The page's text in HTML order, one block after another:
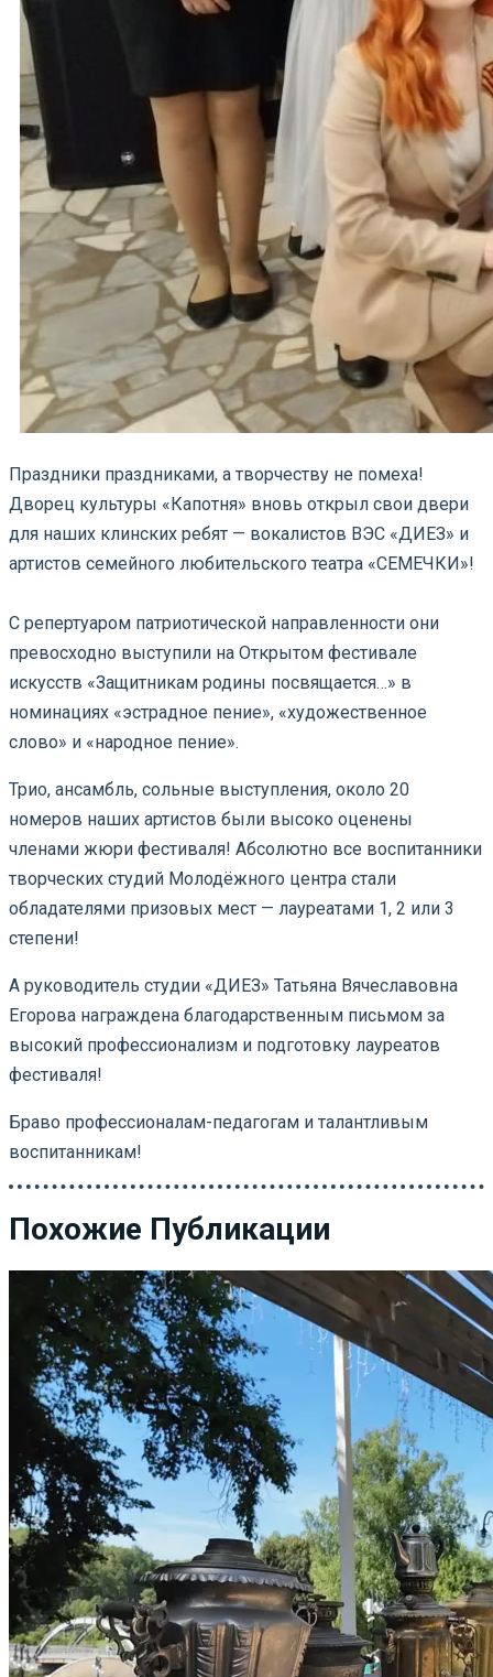
Праздники праздниками, а творчеству не помеха!
Дворец культуры «Капотня» вновь открыл свои двери
для наших клинских ребят — вокалистов ВЭС «ДИЕЗ» и
артистов семейного любительского театра «СЕМЕЧКИ»!
С репертуаром патриотической направленности они
превосходно выступили на Открытом фестивале
искусств «Защитникам родины посвящается…» в
номинациях «эстрадное пение», «художественное
слово» и «народное пение».
Трио, ансамбль, сольные выступления, около 20
номеров наших артистов были высоко оценены
членами жюри фестиваля! Абсолютно все воспитанники
творческих студий Молодёжного центра стали
обладателями призовых мест — лауреатами 1, 2 или 3
степени!
А руководитель студии «ДИЕЗ» Татьяна Вячеславовна
Егорова награждена благодарственным письмом за
высокий профессионализм и подготовку лауреатов
фестиваля!
Браво профессионалам-педагогам и талантливым
воспитанникам!
Похожие Публикации